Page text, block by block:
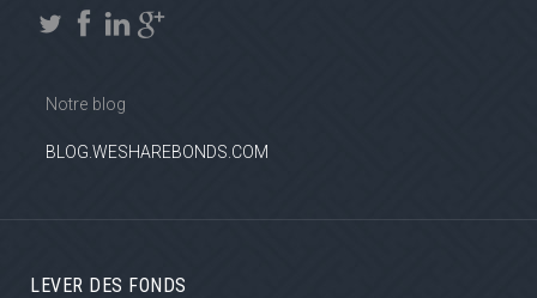
Notre blog
BLOG.WESHAREBONDS.COM
LEVER DES FONDS